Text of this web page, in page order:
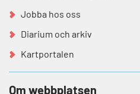
Jobba hos oss
Diarium och arkiv
Kartportalen
Om webbplatsen